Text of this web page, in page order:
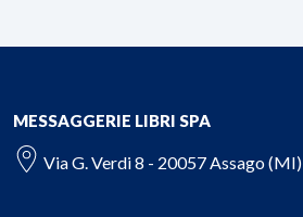
MESSAGGERIE LIBRI SPA
Via G. Verdi 8 - 20057 Assago (MI)